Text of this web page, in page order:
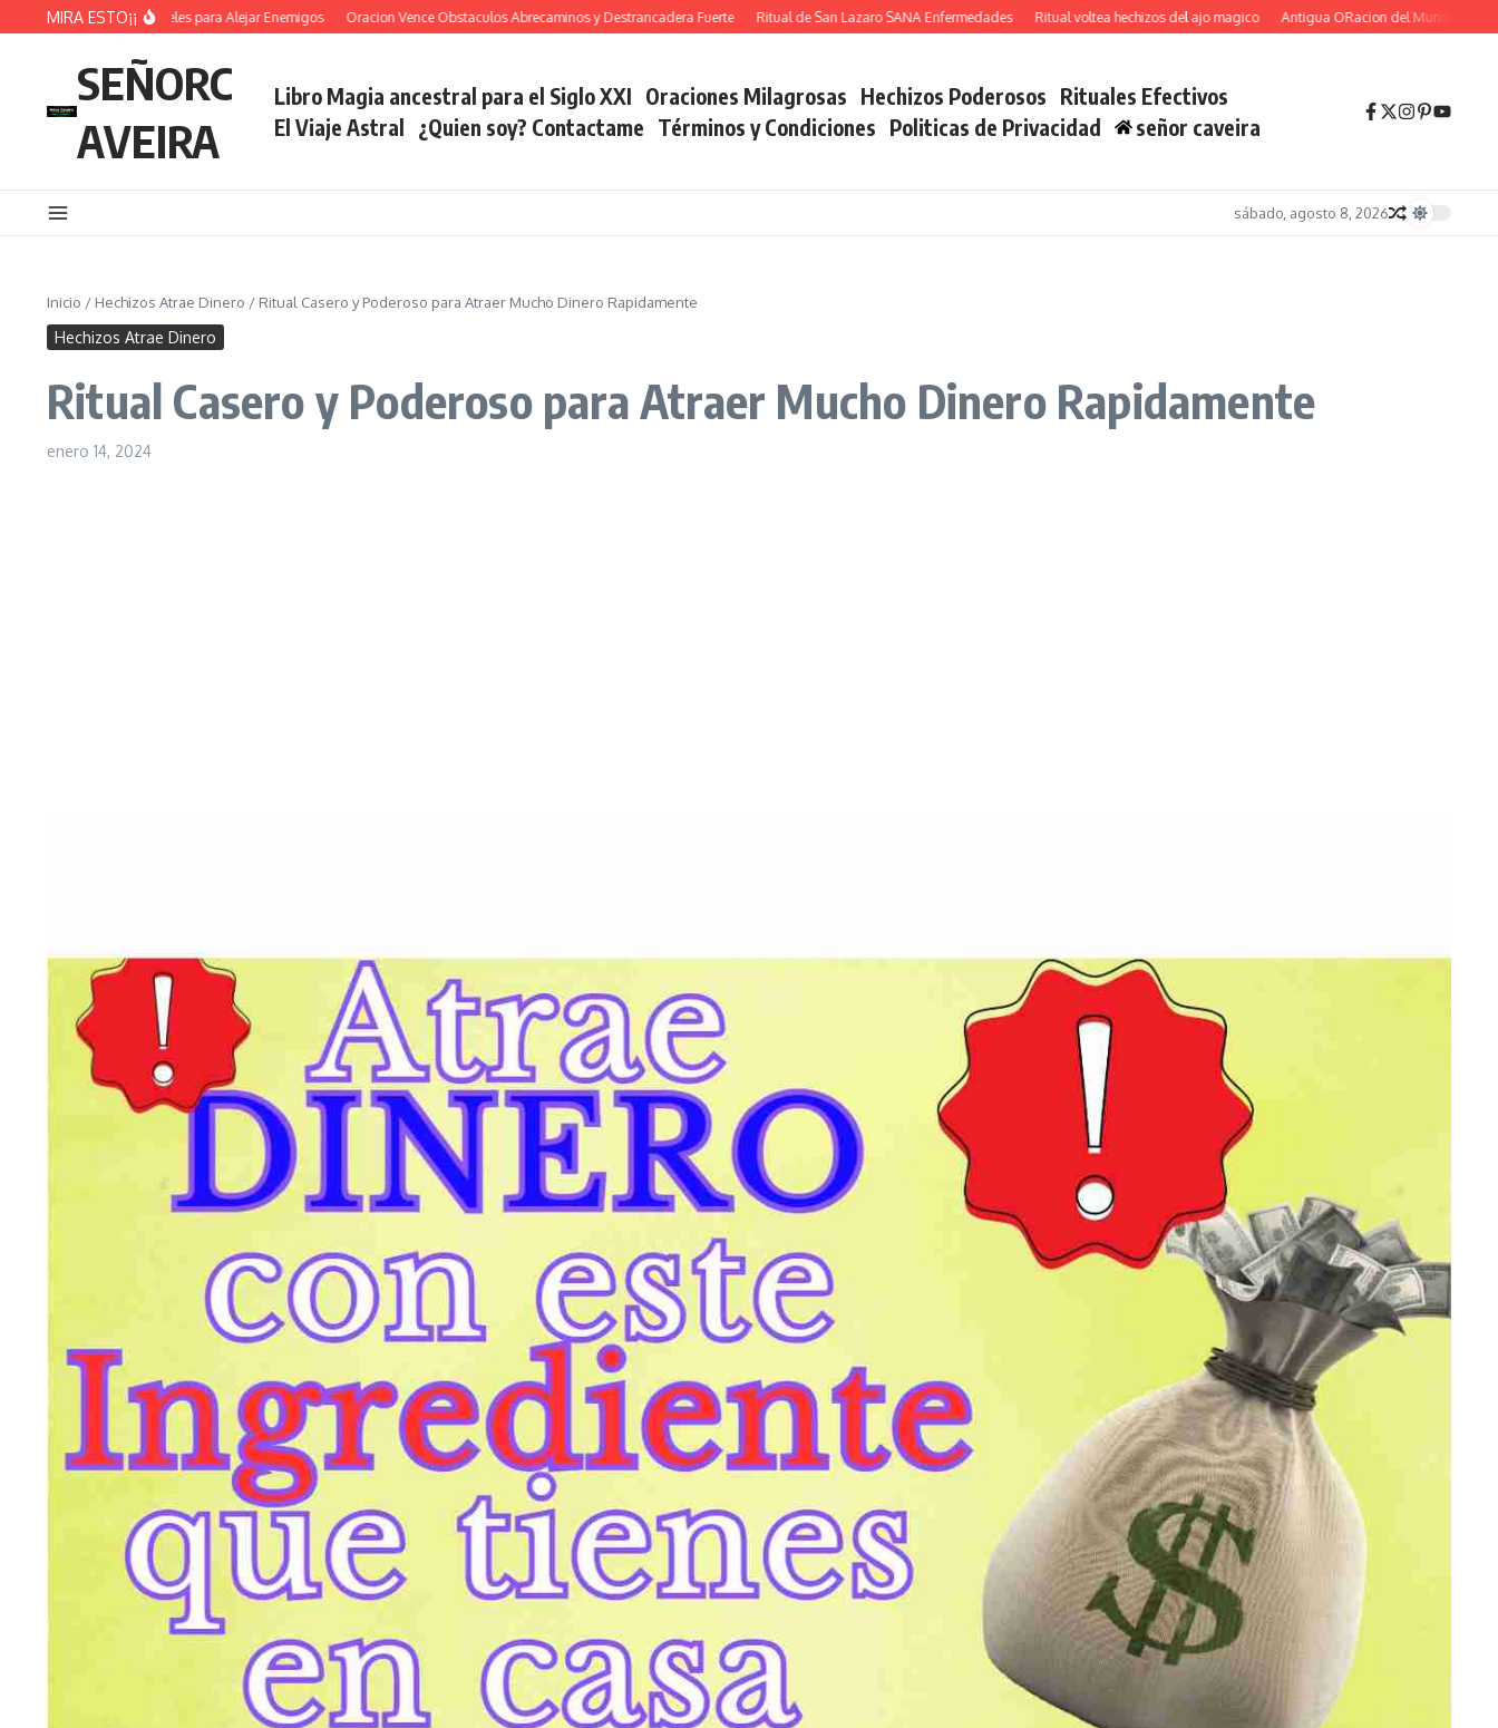
Saltar al contenido
MIRA ESTO¡¡
Oracion De los Angeles para Alejar Enemigos Oracion Vence Obstaculos Abrecaminos y Destrancadera Fuerte Ritual de San Lazaro SANA Enfermedades Ritual voltea hechizos del ajo magico Antigua ORacion del Mundo Atrae
SEÑORC
AVEIRA
Libro Magia ancestral para el Siglo XXI Oraciones Milagrosas Hechizos Poderosos Rituales Efectivos
El Viaje Astral ¿Quien soy? Contactame Términos y Condiciones Politicas de Privacidad señor caveira
sábado, agosto 8, 2026
Inicio / Hechizos Atrae Dinero / Ritual Casero y Poderoso para Atraer Mucho Dinero Rapidamente
Hechizos Atrae Dinero
Ritual Casero y Poderoso para Atraer Mucho Dinero Rapidamente
enero 14, 2024